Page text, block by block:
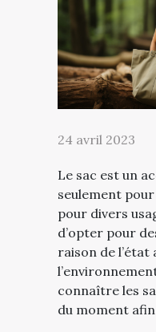
24 avril 2023
Le sac est un
seulement
pour divers
d’opter pour
raison de l’état
connaître les
du moment